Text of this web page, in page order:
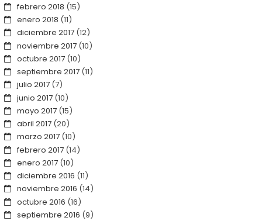
febrero 2018 (15)
enero 2018 (11)
diciembre 2017(12)
noviembre 2017(10)
octubre 2017(10)
septiembre 2017(11)
julio 2017(7)
junio 2017(10)
mayo 2017(15)
abril 2017(20)
marzo 2017(10)
febrero 2017(14)
enero 2017(10)
diciembre 2016 (11)
noviembre 2016 (14)
octubre 2016 (16)
septiembre 2016 (9)